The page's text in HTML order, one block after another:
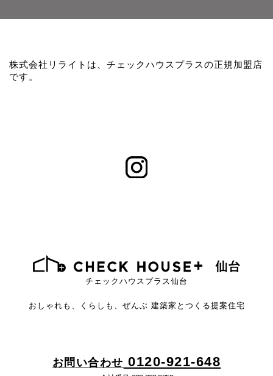
株式会社リライトは、チェックハウスプラスの正規加盟店
です。
チェックハウスプラス仙台
おしゃれも、くらしも、ぜんぶ 建築家とつくる提案住宅
お問い合わせ 0120-921-648